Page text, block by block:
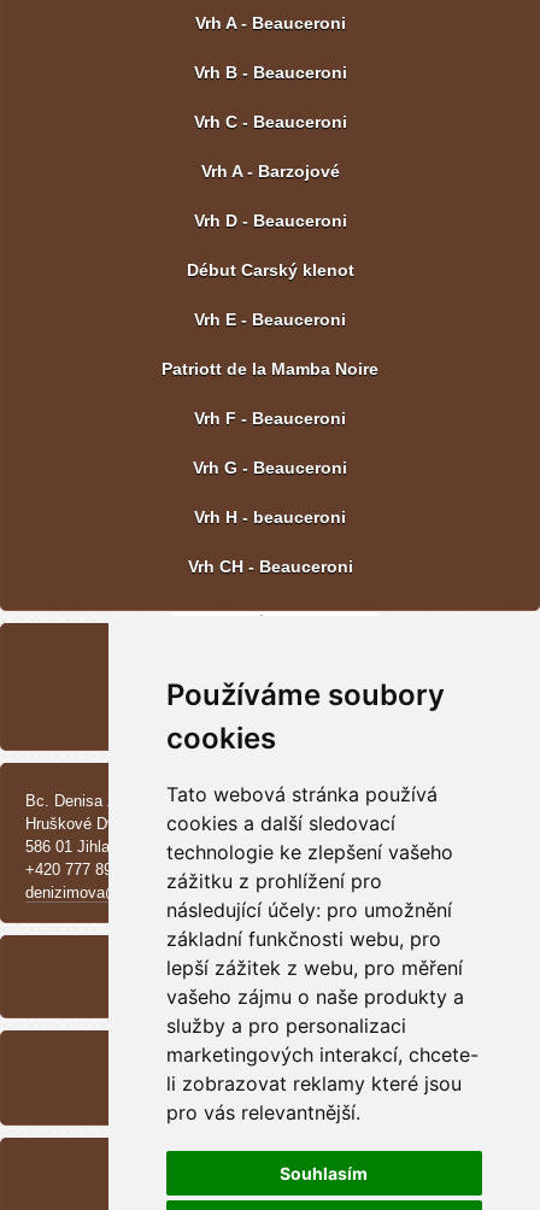
Používáme soubory
cookies
Tato webová stránka používá
cookies a další sledovací
technologie ke zlepšení vašeho
zážitku z prohlížení pro
následující účely: pro umožnění
základní funkčnosti webu, pro
lepší zážitek z webu, pro měření
vašeho zájmu o naše produkty a
služby a pro personalizaci
marketingových interakcí, chcete-
li zobrazovat reklamy které jsou
pro vás relevantnější.
Souhlasím
Vrh A - Beauceroni
Vrh B - Beauceroni
Vrh C - Beauceroni
Vrh A - Barzojové
Vrh D - Beauceroni
Début Carský klenot
Vrh E - Beauceroni
Patriott de la Mamba Noire
Vrh F - Beauceroni
Vrh G - Beauceroni
Vrh H - beauceroni
Vrh CH - Beauceroni
Bc. Denisa Zimová
Hruškové Dvory 370 E
586 01 Jihlava
+420 777 890 137
denizimova@seznam.cz
ARCHIV
<< září / 2025 >>
RSS
Přehled zdrojů
1699048
Měsíc:
47987